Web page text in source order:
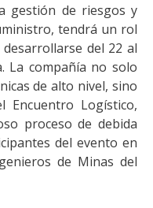
gestión de riesgos y
tendrá un rol
del 22 al
La compañía no solo
de alto nivel, sino
Encuentro Logístico,
proceso de debida
del evento en
de Minas del